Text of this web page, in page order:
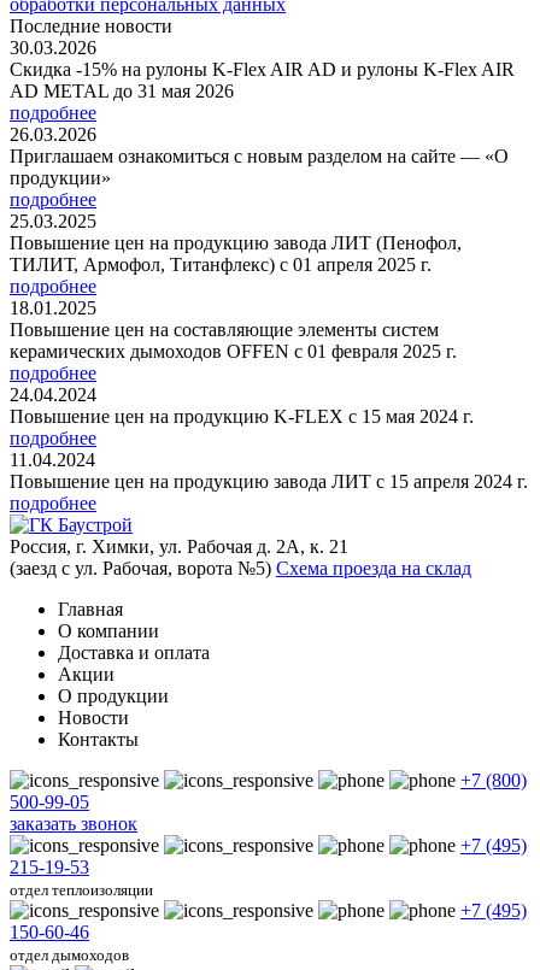
Последние новости
30.03.2026
Скидка -15% на рулоны K-Flex AIR AD и рулоны K-Flex AIR
AD METAL до 31 мая 2026
подробнее
26.03.2026
Приглашаем ознакомиться с новым разделом на сайте — «О
продукции»
подробнее
25.03.2025
Повышение цен на продукцию завода ЛИТ (Пенофол,
ТИЛИТ, Армофол, Титанфлекс) с 01 апреля 2025 г.
подробнее
18.01.2025
Повышение цен на составляющие элементы систем
керамических дымоходов OFFEN с 01 февраля 2025 г.
подробнее
24.04.2024
Повышение цен на продукцию K-FLEX с 15 мая 2024 г.
подробнее
11.04.2024
Повышение цен на продукцию завода ЛИТ с 15 апреля 2024 г.
подробнее
Россия, г. Химки, ул. Рабочая д. 2А, к. 21
(заезд с ул. Рабочая, ворота №5) Схема проезда на склад
Главная
О компании
Доставка и оплата
Акции
О продукции
Новости
Контакты
+7 (800)
500-99-05
заказать звонок
+7 (495)
215-19-53
отдел теплоизоляции
+7 (495)
150-60-46
отдел дымоходов